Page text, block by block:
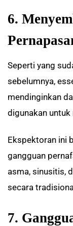
6.
Seperti yang
sebelumnya,
mendinginkan
digunakan
Ekspektoran ini
gangguan
asma, sinusitis,
secara
7.